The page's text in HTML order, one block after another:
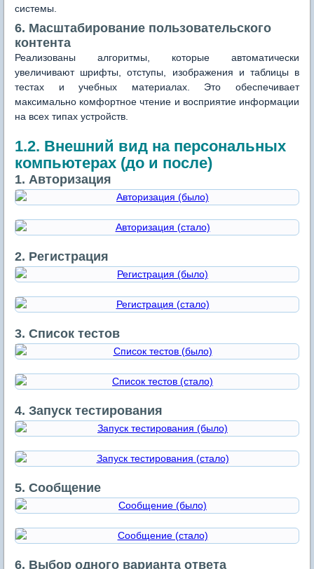
системы.
6. Масштабирование пользовательского
контента
Реализованы алгоритмы, которые автоматически
увеличивают шрифты, отступы, изображения и таблицы в
тестах и учебных материалах. Это обеспечивает
максимально комфортное чтение и восприятие информации
на всех типах устройств.
1.2. Внешний вид на персональных
компьютерах (до и после)
1. Авторизация
2. Регистрация
3. Список тестов
4. Запуск тестирования
5. Сообщение
6. Выбор одного варианта ответа